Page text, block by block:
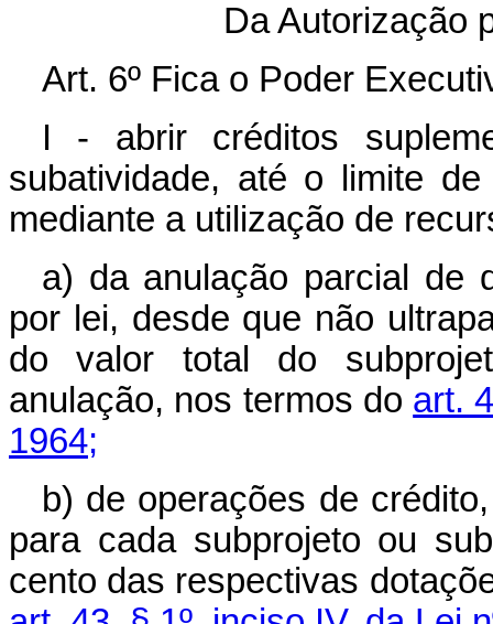
Da Autorização
Art. 6º Fica o Poder
I - abrir créditos
subatividade, até o limite
mediante a utilização de
a) da anulação parcial de
por lei, desde que não
do valor total do
anulação, nos termos do art.
1964;
b) de operações de
para cada subprojeto ou
cento das respectivas